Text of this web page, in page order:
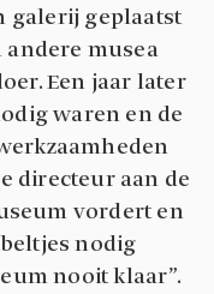
galerij geplaatst
andere musea
Een jaar later
waren en de
directeur aan de
vordert en
nodig
nooit klaar”.